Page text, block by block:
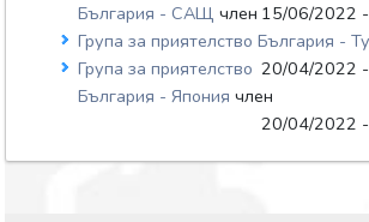
България - САЩчлен 15/06/2022
Група за приятелство България -
20/04/2022
Група за приятелство
България - Япониячлен
20/04/2022